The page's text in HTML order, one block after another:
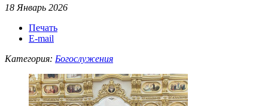
18 Январь 2026
Печать
E-mail
Категория: Богослужения